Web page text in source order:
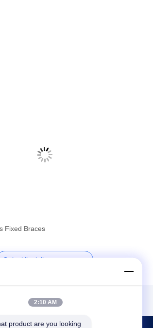
Fixed Braces
Ottieni il miglior prezzo
2:10 AM
product are you looking